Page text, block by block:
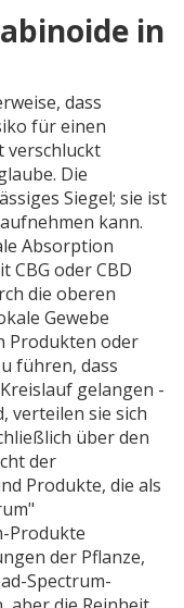
in
dass
für einen
verschluckt
Die
Siegel; sie ist
kann.
Absorption
CBG oder CBD
die oberen
Gewebe
Produkten oder
führen, dass
gelangen -
verteilen sie sich
über den
der
Produkte, die als
Produkte
der Pflanze,
Spectrum-